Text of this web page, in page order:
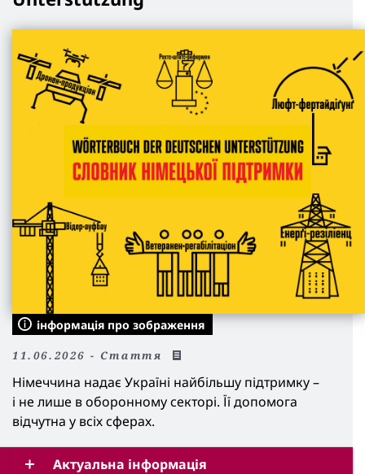
інформація про зображення
11.06.2026 - Cтаття
Німеччина надає Україні найбільшу підтримку –
і не лише в оборонному секторі. Її допомога
відчутна у всіх сферах.
Актуальна інформація